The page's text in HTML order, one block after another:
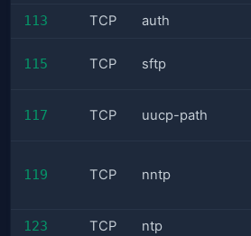
113 TCP auth
115 TCP sftp
117 TCP uucp-path
119 TCP nntp
123 TCP ntp